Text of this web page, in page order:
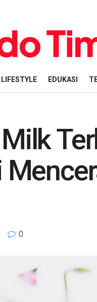
LIFESTYLE EDUKASI
0